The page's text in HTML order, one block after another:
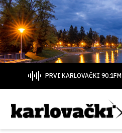
PRVI KARLOVAČKI 90.1FM